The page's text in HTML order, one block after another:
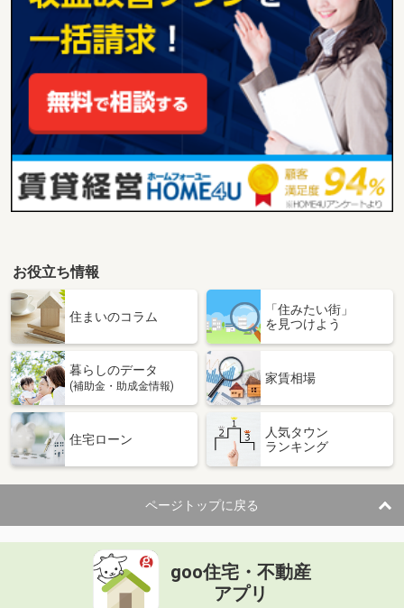
お役立ち情報
住まいのコラム
「住みたい街」
を見つけよう
暮らしのデータ
(補助金・助成金情報)
家賃相場
住宅ローン
人気タウン
ランキング
ページトップに戻る
goo住宅・不動産
アプリ